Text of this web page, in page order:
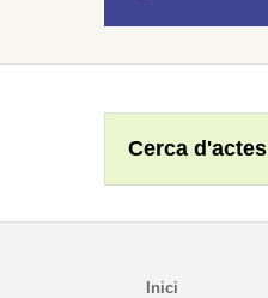
Cerca d'actes
Inici